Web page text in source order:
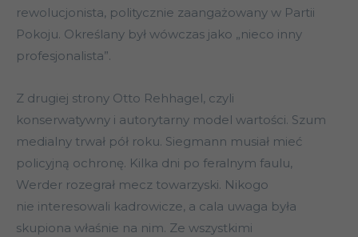
rewolucjonista, politycznie zaangażowany w Partii
Pokoju. Określany był wówczas jako „nieco inny
profesjonalista”.
Z drugiej strony Otto Rehhagel, czyli
konserwatywny i autorytarny model wartości. Szum
medialny trwał pół roku. Siegmann musiał mieć
policyjną ochronę. Kilka dni po feralnym faulu,
Werder rozegrał mecz towarzyski. Nikogo
nie interesowali kadrowicze, a cala uwaga była
skupiona właśnie na nim. Ze wszystkimi